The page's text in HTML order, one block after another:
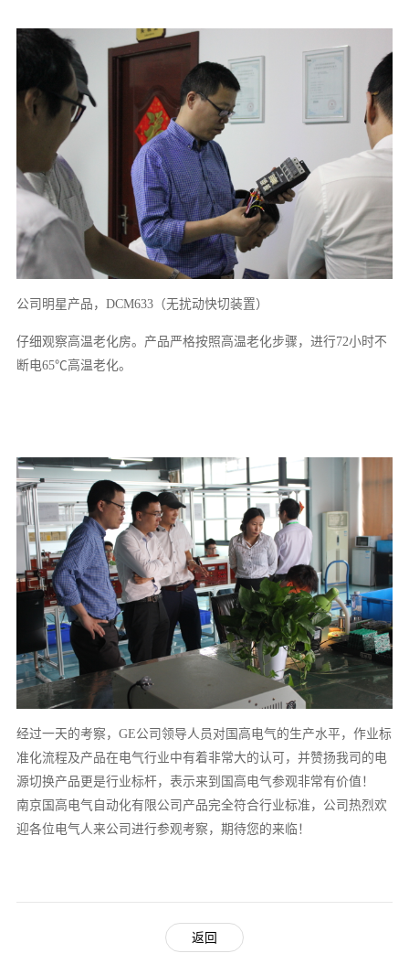
公司明星产品，DCM633（无扰动快切装置）
仔细观察高温老化房。产品严格按照高温老化步骤，进行72小时不
断电65℃高温老化。
经过一天的考察，GE公司领导人员对国高电气的生产水平，作业标
准化流程及产品在电气行业中有着非常大的认可，并赞扬我司的电
源切换产品更是行业标杆，表示来到国高电气参观非常有价值！
南京国高电气自动化有限公司产品完全符合行业标准，公司热烈欢
迎各位电气人来公司进行参观考察，期待您的来临！
返回